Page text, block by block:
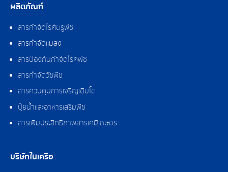
ผลิตภัณฑ์
สารกำจัดไรศัตรูพืช
สารกำจัดแมลง
สารป้องกันกำจัดโรคพืช
สารกำจัดวัชพืช
สารควบคุมการเจริญเติบโต
ปุ๋ยน้ำและอาหารเสริมพืช
สารเพิ่มประสิทธิภาพสารเคมีเกษตร
บริษัทในเครือ